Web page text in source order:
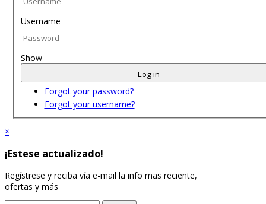
Username
Show
Log in
Forgot your password?
Forgot your username?
×
¡Estese actualizado!
Regístrese y reciba vía e-mail la info mas reciente,
ofertas y más